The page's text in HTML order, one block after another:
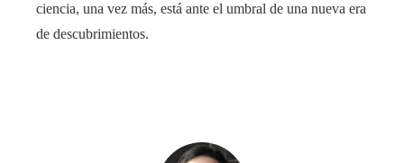
ciencia, una vez más, está ante el umbral de una nueva era
de descubrimientos.